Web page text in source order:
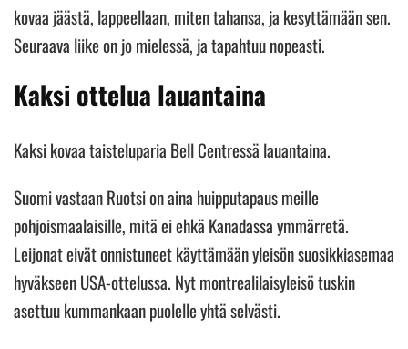
kovaa jäästä, lappeellaan, miten tahansa, ja kesyttämään sen.
Seuraava liike on jo mielessä, ja tapahtuu nopeasti.
Kaksi ottelua lauantaina
Kaksi kovaa taisteluparia Bell Centressä lauantaina.
Suomi vastaan Ruotsi on aina huipputapaus meille
pohjoismaalaisille, mitä ei ehkä Kanadassa ymmärretä.
Leijonat eivät onnistuneet käyttämään yleisön suosikkiasemaa
hyväkseen USA-ottelussa. Nyt montrealilaisyleisö tuskin
asettuu kummankaan puolelle yhtä selvästi.